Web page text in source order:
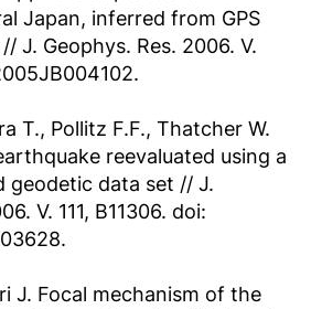
Japan, inferred from GPS
J. Geophys. Res. 2006. V.
T., Pollitz F.F., Thatcher W.
reevaluated using a
geodetic data set // J.
V. 111, B11306. doi:
J. Focal mechanism of the